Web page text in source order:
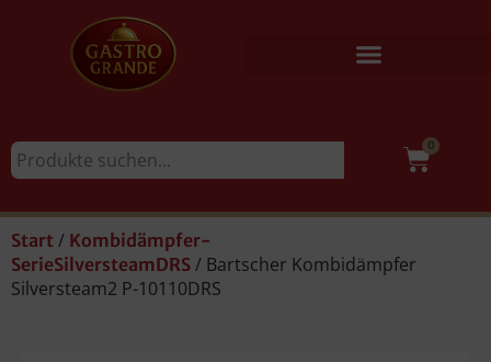
0
Start / Kombidämpfer-
SerieSilversteamDRS / Bartscher Kombidämpfer
Silversteam2 P-10110DRS